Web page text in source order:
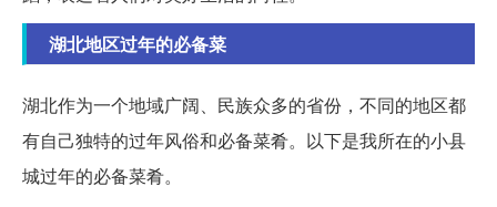
湖北地区过年的必备菜
湖北作为一个地域广阔、民族众多的省份，不同的地区都
有自己独特的过年风俗和必备菜肴。以下是我所在的小县
城过年的必备菜肴。